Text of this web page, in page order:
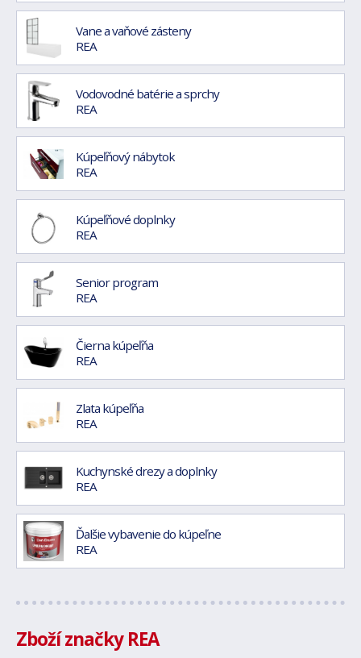
Vane a vaňové zásteny
REA
Vodovodné batérie a sprchy
REA
Kúpeľňový nábytok
REA
Kúpeľňové doplnky
REA
Senior program
REA
Čierna kúpeľňa
REA
Zlata kúpeľňa
REA
Kuchynské drezy a doplnky
REA
Ďalšie vybavenie do kúpeľne
REA
Zboží značky REA